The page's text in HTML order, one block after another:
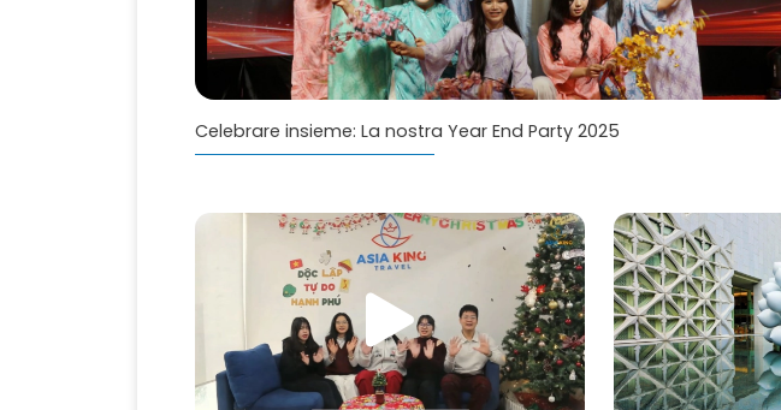
Celebrare insieme: La nostra Year End Party 2025